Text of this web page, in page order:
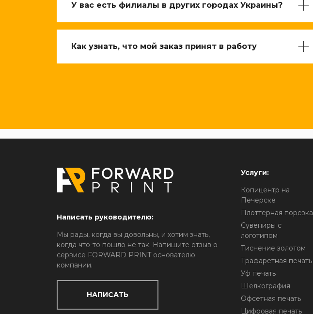
У вас есть филиалы в других городах Украины?
Как узнать, что мой заказ принят в работу
Написать руководителю:
Мы рады, когда вы довольны, и хотим знать,
когда что-то пошло не так. Напишите отзыв о
сервисе FORWARD PRINT основателю
компании.
НАПИСАТЬ
Услуги:
Копицентр на
Печерске
Плоттерная порезка
Сувениры с
логотипом
Тиснение золотом
Трафаретная печать
Уф печать
Шелкография
Офсетная печать
Цифровая печать